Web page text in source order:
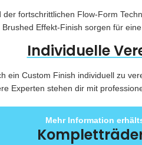
fortschrittlichen Flow-Form
Effekt-Finish sorgen für
Individuelle
ein Custom Finish individuell zu
Experten stehen dir mit
Mehr Information